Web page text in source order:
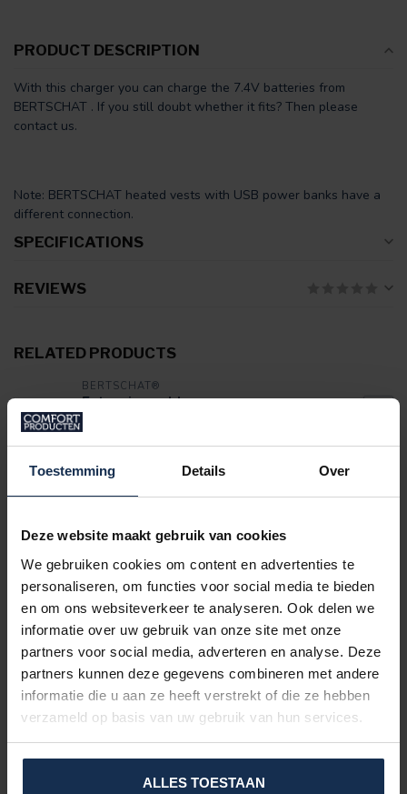
Toestemming Details Over
Deze website maakt gebruik van cookies
We gebruiken cookies om content en advertenties te
personaliseren, om functies voor social media te bieden
en om ons websiteverkeer te analyseren. Ook delen we
informatie over uw gebruik van onze site met onze
partners voor social media, adverteren en analyse. Deze
partners kunnen deze gegevens combineren met andere
informatie die u aan ze heeft verstrekt of die ze hebben
verzameld op basis van uw gebruik van hun services.
ALLES TOESTAAN
PRODUCT DESCRIPTION
With this charger you can charge the 7.4V batteries from
BERTSCHAT . If you still doubt whether it fits? Then please
contact us.
Note: BERTSCHAT heated vests with USB power banks have a
different connection.
SPECIFICATIONS
REVIEWS
RELATED PRODUCTS
BERTSCHAT®
Extension cable
In stock
Of heeft u hulp nodig bij het bestelproces?
Neem dan contact op met één van onze
specialisten viasupport@comfort-producten.be
of 038 08 18 78
RECENTLY VIEWED